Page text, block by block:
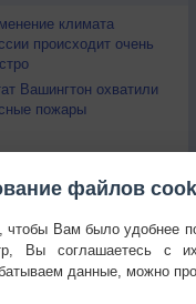
климата
происходит очень
Вашингтон охватили
пожары
Облачность Осадки
файлов
Вам было удобнее
Вы соглашаетесь с их
данные, можно